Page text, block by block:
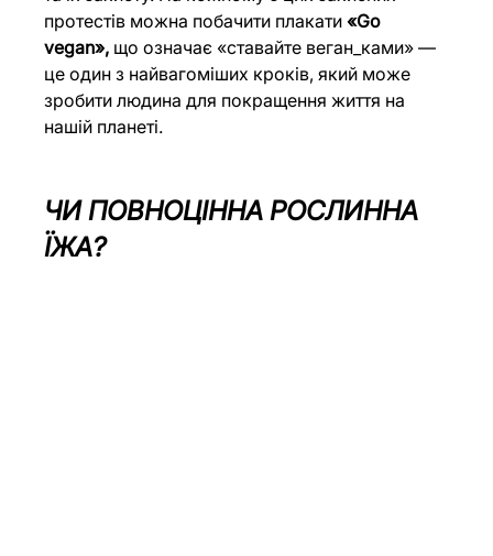
протестів можна побачити плакати «Go
vegan», що означає «ставайте веган_ками» —
це один з найвагоміших кроків, який може
зробити людина для покращення життя на
нашій планеті.
ЧИ ПОВНОЦІННА РОСЛИННА
ЇЖА?